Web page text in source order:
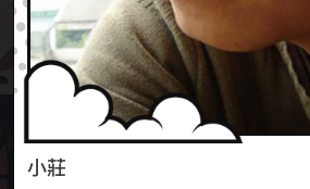
小莊